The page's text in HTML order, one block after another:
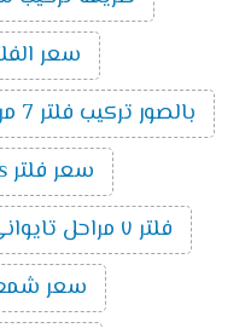
سعر
بالصور تركيب فلتر 7 مراحل
سعر فلتر reverse osmosis
فلتر ٧ مراحل تايواني
سعر شمع